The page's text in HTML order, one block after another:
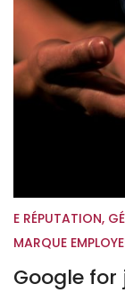
E RÉPUTATION,
MARQUE
Google for